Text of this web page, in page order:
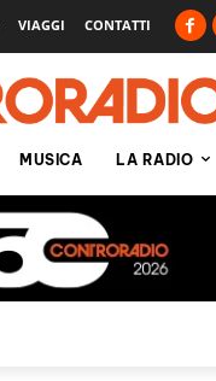
VIAGGI CONTATTI
MUSICA LA RADIO